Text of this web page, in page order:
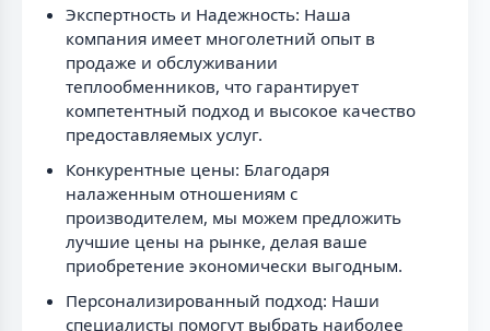
Экспертность и Надежность: Наша
компания имеет многолетний опыт в
продаже и обслуживании
теплообменников, что гарантирует
компетентный подход и высокое качество
предоставляемых услуг.
Конкурентные цены: Благодаря
налаженным отношениям с
производителем, мы можем предложить
лучшие цены на рынке, делая ваше
приобретение экономически выгодным.
Персонализированный подход: Наши
специалисты помогут выбрать наиболее